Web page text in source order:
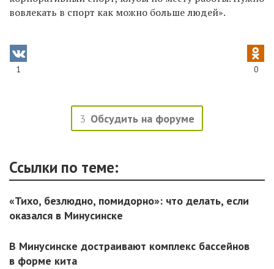
вовлекать в спорт как можно больше людей».
1 0
3 Обсудить на форуме
Ссылки по теме:
«Тихо, безлюдно, помидорно»: что делать, если
оказался в Минусинске
В Минусинске достраивают комплекс бассейнов
в форме кита